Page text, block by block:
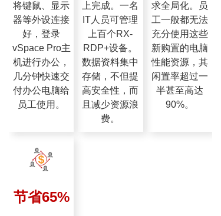
将键鼠、显示
器等外设连接
好，登录
vSpace Pro主
机进行办公，
几分钟快速交
付办公电脑给
员工使用。
上完成。一名
IT人员可管理
上百个RX-
RDP+设备。
数据资料集中
存储，不但提
高安全性，而
且减少资源浪
费。
求全局化。员
工一般都无法
充分使用这些
新购置的电脑
性能资源，其
闲置率超过一
半甚至高达
90%。
节省65%